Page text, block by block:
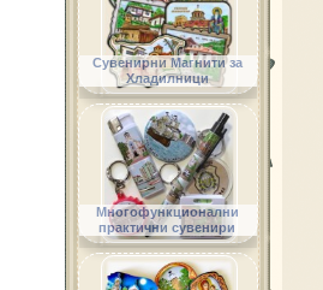
Сувенирни Магнити за
Хладилници
Многофункционални
практични сувенири